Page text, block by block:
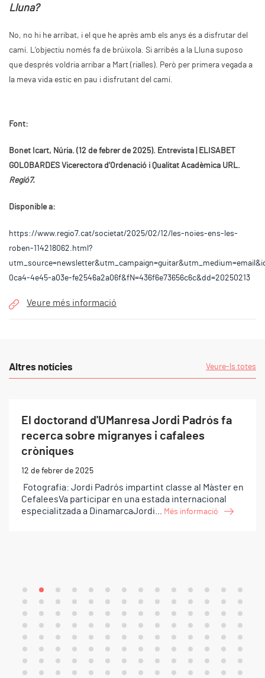
Lluna?
No, no hi he arribat, i el que he après amb els anys és a disfrutar del
camí. L’objectiu només fa de brúixola. Si arribés a la Lluna suposo
que després voldria arribar a Mart (rialles). Però per primera vegada a
la meva vida estic en pau i disfrutant del camí.
Font:
Bonet Icart, Núria. (12 de febrer de 2025). Entrevista | ELISABET
GOLOBARDES Vicerectora d’Ordenació i Qualitat Acadèmica URL.
Regió7.
Disponible a:
https://www.regio7.cat/societat/2025/02/12/les-noies-ens-les-
roben-114218062.html?
0ca4-4e45-a03e-fe2546a2a06f&fN=436f6e73656c6c&dd=20250213
Veure més informació
Altres notícies Veure-ls totes
El doctorand d'UManresa Jordi Padrós fa
recerca sobre migranyes i cafalees
cròniques
12 de febrer de 2025
Fotografia: Jordi Padrós impartint classe al Màster en
CefaleesVa participar en una estada internacional
especialitzada a DinamarcaJordi...
Més informació